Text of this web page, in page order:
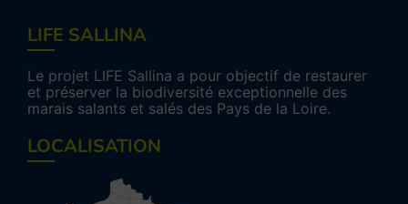
LIFE SALLINA
Le projet LIFE Sallina a pour objectif de restaurer
et préserver la biodiversité exceptionnelle des
marais salants et salés des Pays de la Loire.
LOCALISATION